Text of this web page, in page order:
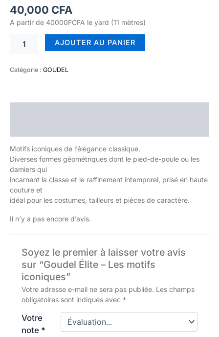
40,000 CFA
A partir de 40000FCFA le yard (11 mètres)
AJOUTER AU PANIER
Catégorie : GOUDEL
Motifs iconiques de l’élégance classique.
Diverses formes géométriques dont le pied-de-poule ou les
damiers qui
incarnent la classe et le raffinement intemporel, prisé en haute
couture et
idéal pour les costumes, tailleurs et pièces de caractère.
Il n’y a pas encore d’avis.
Soyez le premier à laisser votre avis
sur “Goudel Élite – Les motifs
iconiques”
Votre adresse e-mail ne sera pas publiée. Les champs
obligatoires sont indiqués avec *
Votre
note *